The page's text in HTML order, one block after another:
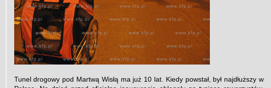
Tunel drogowy pod Martwą Wisłą ma już 10 lat. Kiedy powstał, był najdłuższy w